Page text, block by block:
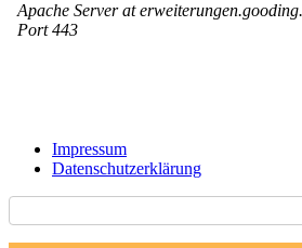
Impressum
Datenschutzerklärung